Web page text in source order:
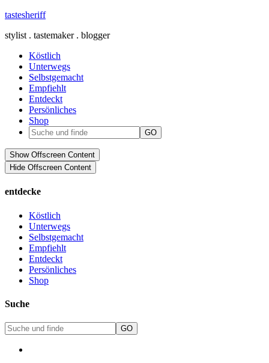
tastesheriff
stylist . tastemaker . blogger
Köstlich
Unterwegs
Selbstgemacht
Empfiehlt
Entdeckt
Persönliches
Shop
Show Offscreen Content
Hide Offscreen Content
entdecke
Köstlich
Unterwegs
Selbstgemacht
Empfiehlt
Entdeckt
Persönliches
Shop
Suche